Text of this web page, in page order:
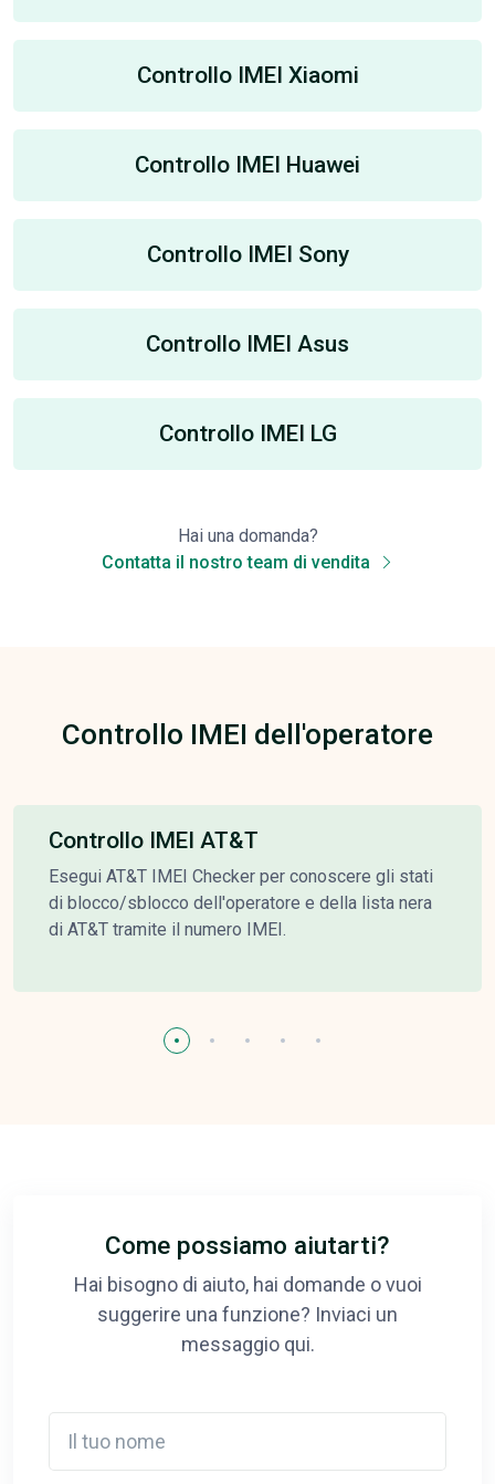
Controllo IMEI Xiaomi
Controllo IMEI Huawei
Controllo IMEI Sony
Controllo IMEI Asus
Controllo IMEI LG
Hai una domanda?
Contatta il nostro team di vendita
Controllo IMEI dell'operatore
Controllo IMEI AT&T
Esegui AT&T IMEI Checker per conoscere gli stati
di blocco/sblocco dell'operatore e della lista nera
di AT&T tramite il numero IMEI.
Come possiamo aiutarti?
Hai bisogno di aiuto, hai domande o vuoi
suggerire una funzione? Inviaci un
messaggio qui.